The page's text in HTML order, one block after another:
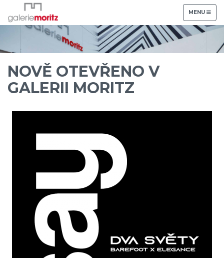
TOGGLE
NAVIGATION
MENU
NOVĚ OTEVŘENO V
GALERII MORITZ